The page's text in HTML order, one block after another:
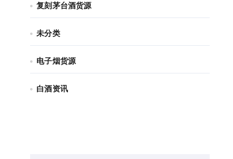
复刻茅台酒货源
未分类
电子烟货源
白酒资讯